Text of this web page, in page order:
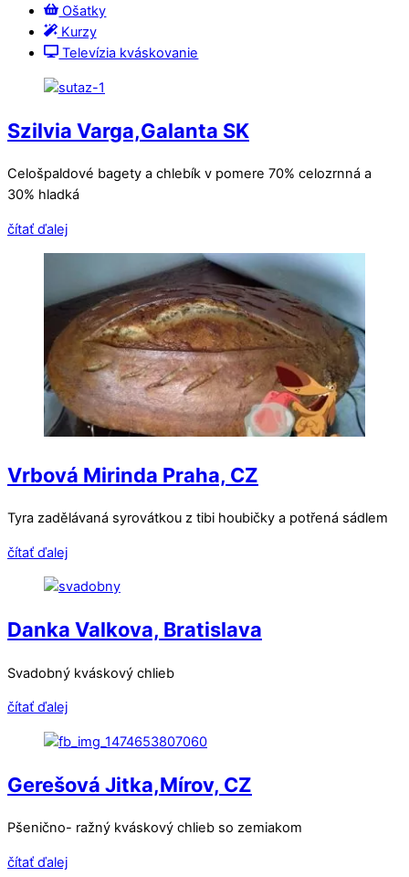
Ošatky
Kurzy
Televízia kváskovanie
Szilvia Varga,Galanta SK
Celošpaldové bagety a chlebík v pomere 70% celozrnná a
30% hladká
čítať ďalej
Vrbová Mirinda Praha, CZ
Tyra zadělávaná syrovátkou z tibi houbičky a potřená sádlem
čítať ďalej
Danka Valkova, Bratislava
Svadobný kváskový chlieb
čítať ďalej
Gerešová Jitka,Mírov, CZ
Pšenično- ražný kváskový chlieb so zemiakom
čítať ďalej